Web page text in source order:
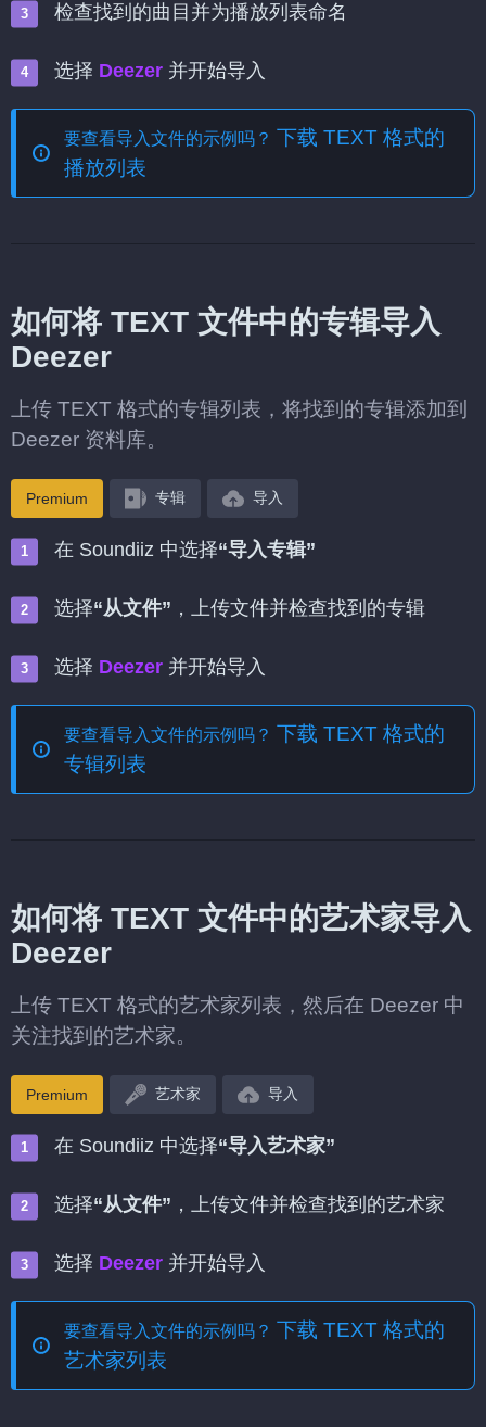
检查找到的曲目并为播放列表命名
选择 Deezer 并开始导入
要查看导入文件的示例吗？ 下载 TEXT 格式的
播放列表
如何将 TEXT 文件中的专辑导入
Deezer
上传 TEXT 格式的专辑列表，将找到的专辑添加到
Deezer 资料库。
Premium 专辑 导入
在 Soundiiz 中选择“导入专辑”
选择“从文件” ，上传文件并检查找到的专辑
选择 Deezer 并开始导入
要查看导入文件的示例吗？ 下载 TEXT 格式的
专辑列表
如何将 TEXT 文件中的艺术家导入
Deezer
上传 TEXT 格式的艺术家列表，然后在 Deezer 中
关注找到的艺术家。
Premium 艺术家 导入
在 Soundiiz 中选择“导入艺术家”
选择“从文件” ，上传文件并检查找到的艺术家
选择 Deezer 并开始导入
要查看导入文件的示例吗？ 下载 TEXT 格式的
艺术家列表